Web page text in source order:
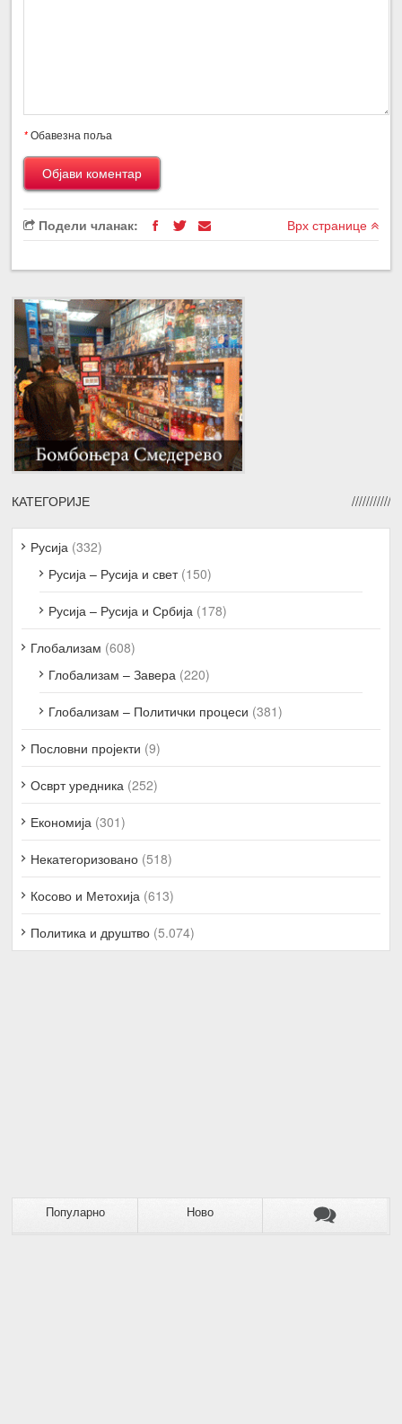
*Обавезна поља
Подели чланак: Врх странице
КАТЕГОРИЈЕ
Русија (332)
Русија – Русија и свет(150)
Русија – Русија и Србија (178)
Глобализам (608)
Глобализам – Завера (220)
Глобализам – Политички процеси (381)
Пословни пројекти (9)
Осврт уредника (252)
Економија (301)
Некатегоризовано (518)
Косово и Метохија (613)
Политика и друштво (5.074)
Популарно Ново